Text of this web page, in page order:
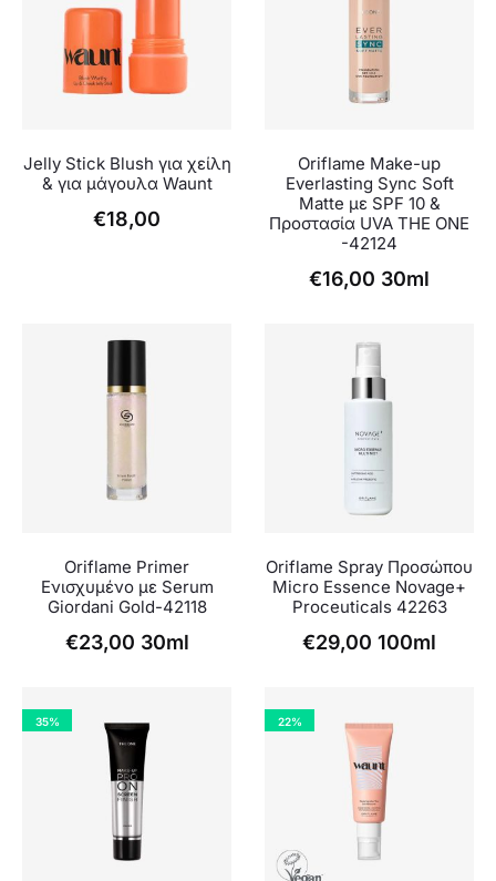
Jelly Stick Blush για χείλη
& για μάγουλα Waunt
€18,00
Oriflame Make-up
Everlasting Sync Soft
Matte με SPF 10 &
Προστασία UVA THE ONE
-42124
€16,00 30ml
Oriflame Primer
Ενισχυμένο με Serum
Giordani Gold-42118
€23,00 30ml
Oriflame Spray Προσώπου
Micro Essence Novage+
Proceuticals 42263
€29,00 100ml
35% 22%